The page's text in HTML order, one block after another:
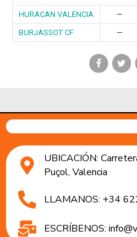
HURACAN VALENCIA —
BURJASSOT CF
—
UBICACIÓN:
Puçol, Valencia
LLAMANOS: +34
ESCRÍBENOS: